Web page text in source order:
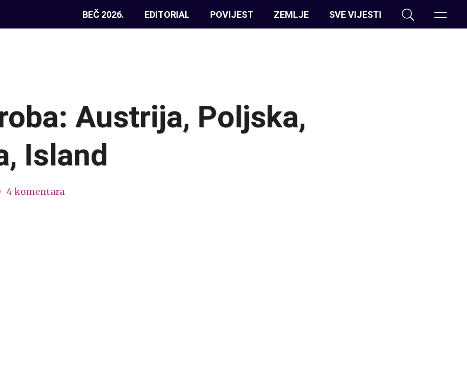
BEČ 2026. EDITORIAL POVIJEST ZEMLJE SVE VIJESTI
Austrija, Poljska,
Island
4 komentara